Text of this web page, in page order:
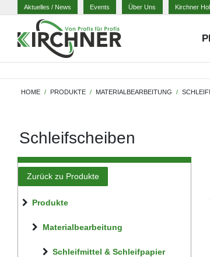
Aktuelles / News Events Über Uns Kirchner
HOME PRODUKTE MATERIALBEARBEITUNG
Schleifscheiben
Zurück zu Produkte
Produkte
Materialbearbeitung
Schleifmittel & Schleifpapier